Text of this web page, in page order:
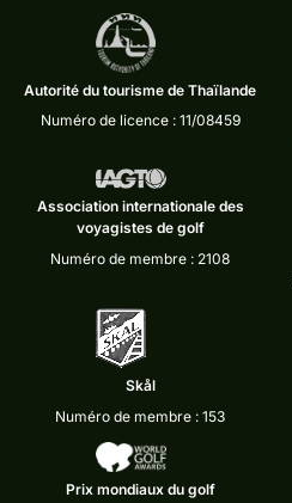
Autorité du tourisme de Thaïlande
Numéro de licence : 11/08459
Association internationale des
voyagistes de golf
Numéro de membre : 2108
Skål
Numéro de membre : 153
Prix mondiaux du golf